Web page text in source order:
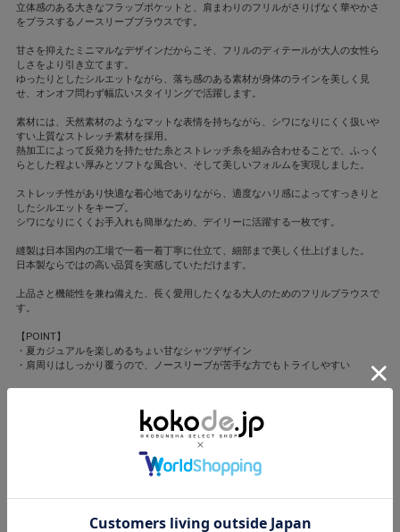
立体感のある大きなフラップポケットと、肩まわりのフリルがさりげなく華やかさ
をプラスするノースリーブブラウスです。
甘さを抑えたミニマルなデザインだからこそ、フリルのディテールが大人の女性ら
しさをより引き立てます。
ゆったりとしたシルエットながら、落ち感のある素材が身体のラインを美しく見
せ、オンオフ問わず幅広いスタイリングで活躍します。
素材には、天然素材のようなマットな表情を持ちながら、シワになりにくく扱いや
すい上質なストレッチ素材を採用。
熱加工によって反発力を持たせた糸とストレッチ糸を組み合わせることで、ふっく
らとした程よい厚みとソフトな風合い、そして美しいフォルムを実現しました。
ストレッチ性があり快適な着心地でありながら、適度なハリ感によってすっきりと
したシルエットをキープ。
シワになりにくくお手入れも簡単なため、デイリーに活躍する一枚です。
縫製は日本国内の工場で一着一着丁寧に仕立て、細部まで美しく仕上げました。
日本製ならではの高い品質を実感していただけます。
上品さと機能性を兼ね備えた、長く愛用したくなる大人のためのフリルブラウスで
す。
【POINT】
・夏カジュアルを楽しめるちょい甘なシャツデザイン
・肩周りはしっかり覆うので、ノースリーブが苦手な方でもトライしやすい
繰り返し着たくなるタイムレスな服を提案
撮影/堺 優史(MOUSTACHE)(人物)、坂根綾子(静物)
モデル/徳澤直子、西山真以 スタイリスト/中西雛乃
閉じる